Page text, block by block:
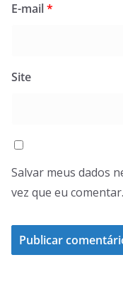
E-mail*
Site
Salvar meus dados
vez que eu comentar.